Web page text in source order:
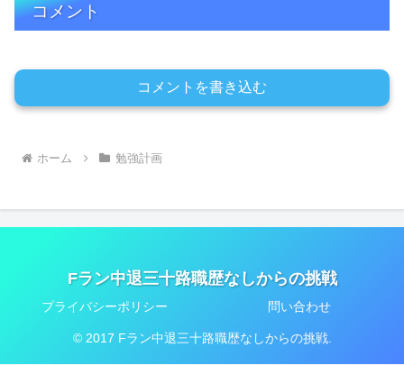
コメント
コメントを書き込む
ホーム 勉強計画
Fラン中退三十路職歴なしからの挑戦
プライバシーポリシー 問い合わせ
© 2017 Fラン中退三十路職歴なしからの挑戦.